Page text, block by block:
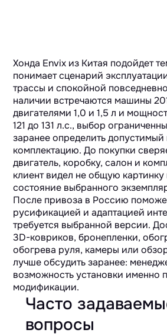
Хонда Envix из Китая подойдет
понимает сценарий
трассы и спокойной
наличии встречаются машины
двигателями 1,0 и 1,5 л и
121 до 131 л.с., выбор
заранее определить допустимый
комплектацию. До покупки
двигатель, коробку, салон и
клиент видел не общую
состояние выбранного
После привоза в Россию
русификацией и адаптацией
требуется выбранной версии.
3D-ковриков, бронепленки,
обогрева руля, камеры или
лучше обсудить заранее:
возможность установки именно
модификации.
Часто
вопросы